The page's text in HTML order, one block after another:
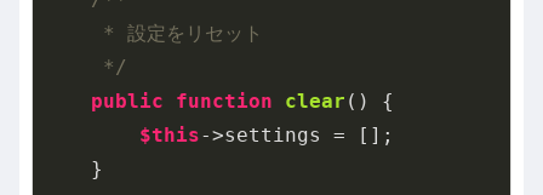
     * 設定をリセット
     */
public
function clear ()
{
$this->settings = [];
    }